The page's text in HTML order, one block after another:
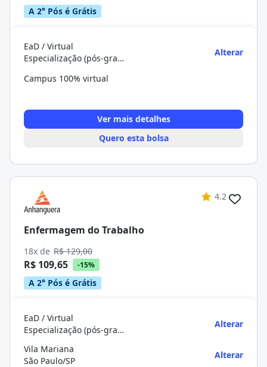
A 2° Pós é Grátis
EaD / Virtual
Especialização (pós-graduação)
Alterar
Campus 100% virtual
Ver mais detalhes
Quero esta bolsa
4.2
Enfermagem do Trabalho
18x de R$ 129,00
R$ 109,65 -15%
A 2° Pós é Grátis
EaD / Virtual
Especialização (pós-graduação)
Alterar
Vila Mariana
São Paulo/SP
Alterar